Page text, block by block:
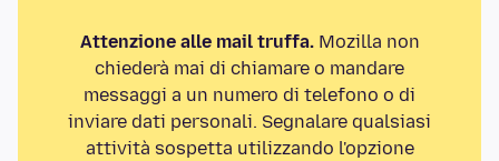
Attenzione alle mail truffa.Mozilla non
chiederà mai di chiamare o mandare
messaggi a un numero di telefono o di
inviare dati personali. Segnalare qualsiasi
attività sospetta utilizzando l'opzione